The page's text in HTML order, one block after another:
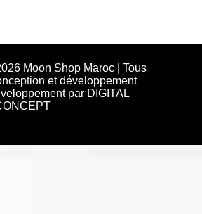
Moon Shop Maroc | Tous
et développement
par DIGITAL